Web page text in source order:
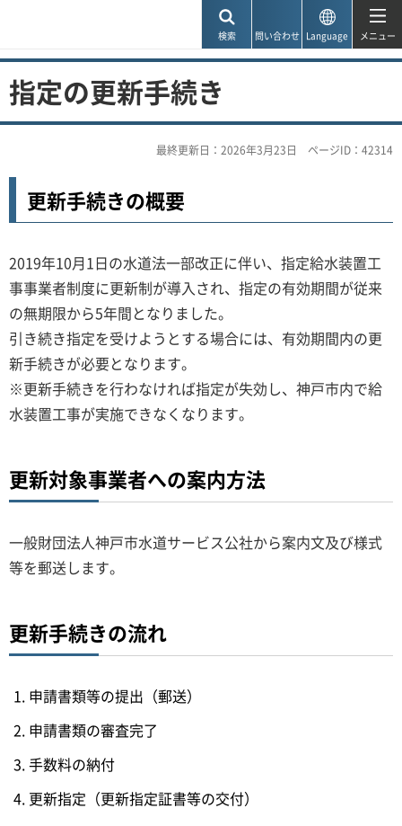
検索 問い合わせ Language メニュー
指定の更新手続き
最終更新日：2026年3月23日 ページID：42314
更新手続きの概要
2019年10月1日の水道法一部改正に伴い、指定給水装置工
事事業者制度に更新制が導入され、指定の有効期間が従来
の無期限から5年間となりました。
引き続き指定を受けようとする場合には、有効期間内の更
新手続きが必要となります。
※更新手続きを行わなければ指定が失効し、神戸市内で給
水装置工事が実施できなくなります。
更新対象事業者への案内方法
一般財団法人神戸市水道サービス公社から案内文及び様式
等を郵送します。
更新手続きの流れ
申請書類等の提出（郵送）
申請書類の審査完了
手数料の納付
更新指定（更新指定証書等の交付）